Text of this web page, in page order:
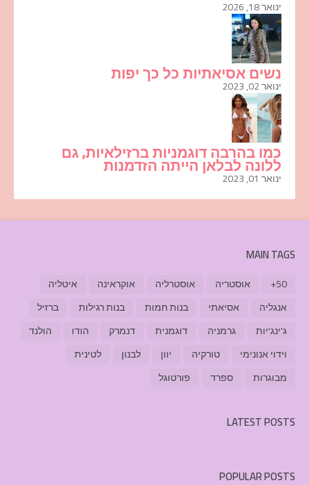
ינואר 18, 2026
נשים אסיאתיות כל כך יפות
ינואר 02, 2023
כמו בהרבה דוגמניות ברזילאיות, גם
ללונה לבלאן הייתה הזדמנות
ינואר 01, 2023
MAIN TAGS
50+ אוסטריה אוסטרליה אוקראינה
איטליה
אנגליה
אסיאתי בנות חמות בנות רגילות
ברזיל
ג'ינג'יות
גרמניה דוגמנית דנמרק הודו
הולנד
וידוי אנונימי
טורקיה יוון לבנון
לטינית
מבוגרות
ספרד פורטוגל
LATEST POSTS
POPULAR POSTS